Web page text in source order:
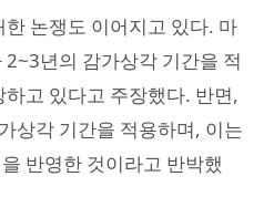
논쟁도 이어지고 있다. 마
년의 감가상각 기간을 적
고 있다고 주장했다. 반면,
상각 기간을 적용하며, 이는
반영한 것이라고 반박했